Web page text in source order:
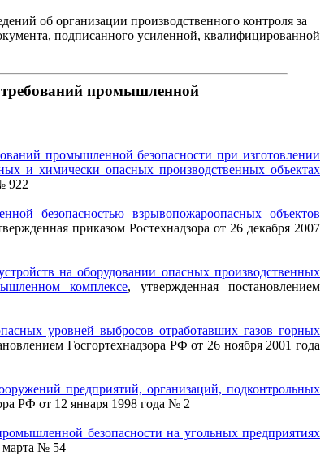
об организации производственного контроля за
подписанного усиленной, квалифицированной
требований промышленной
промышленной безопасности при изготовлении
и химически опасных производственных объектах
922
безопасностью взрывопожароопасных объектов
приказом Ростехнадзора от 26 декабря 2007
на оборудовании опасных производственных
комплексе, утвержденная постановлением
уровней выбросов отработавших газов горных
Госгортехнадзора РФ от 26 ноября 2001 года
предприятий, организаций, подконтрольных
РФ от 12 января 1998 года № 2
безопасности на угольных предприятиях
марта № 54